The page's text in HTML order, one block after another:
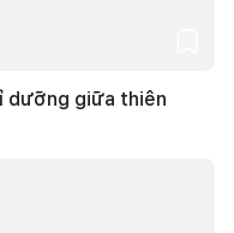
dưỡng giữa thiên